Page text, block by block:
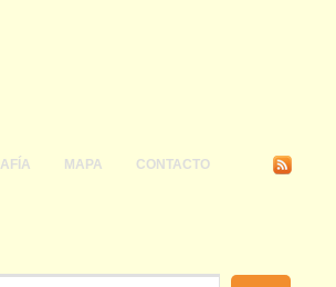
MAPA CONTACTO